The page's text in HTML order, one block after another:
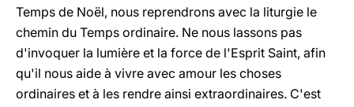
Temps de Noël, nous reprendrons avec la liturgie le
chemin du Temps ordinaire. Ne nous lassons pas
d'invoquer la lumière et la force de l'Esprit Saint, afin
qu'il nous aide à vivre avec amour les choses
ordinaires et à les rendre ainsi extraordinaires. C'est